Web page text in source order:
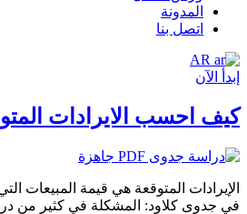
المدونة
اتصل بنا
إبدأ الآن
كيف احسب الايرادات
الإيرادات المتوقعة هي قيمة المبيعات
في جدوى كلاود: المشكلة في كثير من